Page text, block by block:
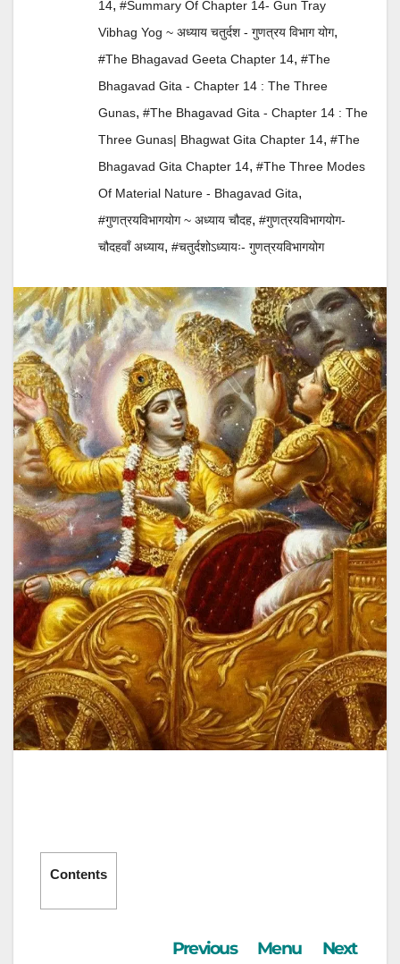
14, #Summary Of Chapter 14- Gun Tray
Vibhag Yog ~ अध्याय चतुर्दश - गुणत्रय विभाग योग,
#The Bhagavad Geeta Chapter 14, #The
Bhagavad Gita - Chapter 14 : The Three
Gunas, #The Bhagavad Gita - Chapter 14 : The
Three Gunas| Bhagwat Gita Chapter 14, #The
Bhagavad Gita Chapter 14, #The Three Modes
Of Material Nature - Bhagavad Gita,
#गुणत्रयविभागयोग ~ अध्याय चौदह, #गुणत्रयविभागयोग-
चौदहवाँ अध्याय, #चतुर्दशोऽध्यायः- गुणत्रयविभागयोग
Contents
Previous Menu Next